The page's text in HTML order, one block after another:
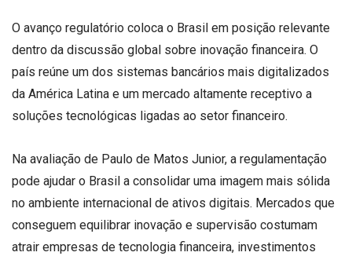
O avanço regulatório coloca o Brasil em posição relevante
dentro da discussão global sobre inovação financeira. O
país reúne um dos sistemas bancários mais digitalizados
da América Latina e um mercado altamente receptivo a
soluções tecnológicas ligadas ao setor financeiro.
Na avaliação de Paulo de Matos Junior, a regulamentação
pode ajudar o Brasil a consolidar uma imagem mais sólida
no ambiente internacional de ativos digitais. Mercados que
conseguem equilibrar inovação e supervisão costumam
atrair empresas de tecnologia financeira, investimentos